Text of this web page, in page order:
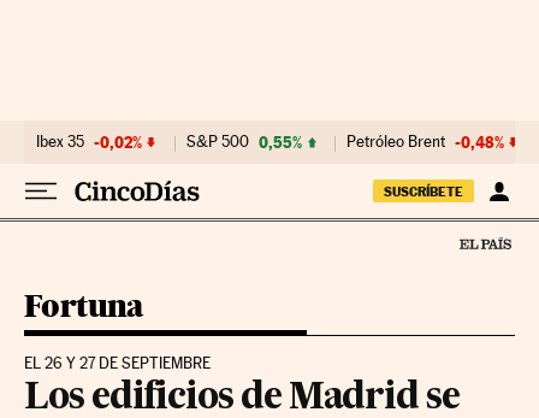
Ibex 35 -0,02% S&P 500 0,55% Petróleo Brent -0,48%
SUSCRÍBETE
Fortuna
EL 26 Y 27 DE SEPTIEMBRE
Los edificios de Madrid se